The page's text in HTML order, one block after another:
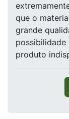
que o
grande
possibilidade
produto